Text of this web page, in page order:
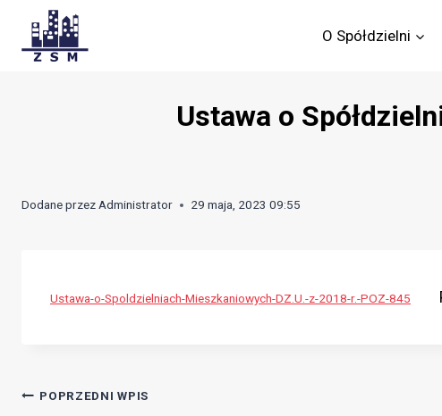
content
O Spółdzielni
Ustawa o
Dodane przezAdministrator 29 maja, 2023 09:55
Ustawa-o-Spoldzielniach-Mieszkaniowych-DZ.U.-z-2018-r.-POZ-845
Nawigacja
POPRZEDNI WPIS